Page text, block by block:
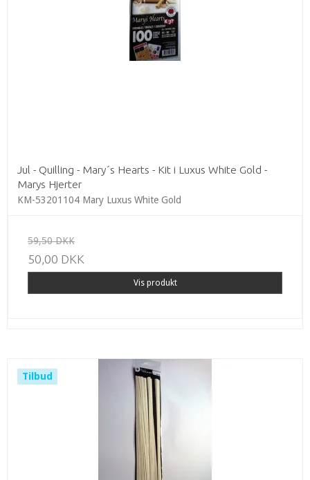
Jul - Quilling - Mary´s Hearts - Kit i Luxus White Gold -
Marys Hjerter
KM-53201104 Mary Luxus White Gold
59,50 DKK
50,00 DKK
Vis produkt
Tilbud